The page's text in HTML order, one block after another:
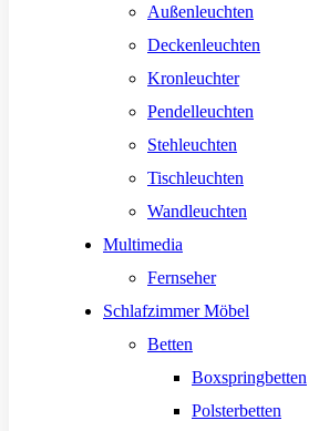
Außenleuchten
Deckenleuchten
Kronleuchter
Pendelleuchten
Stehleuchten
Tischleuchten
Wandleuchten
Multimedia
Fernseher
Schlafzimmer Möbel
Betten
Boxspringbetten
Polsterbetten